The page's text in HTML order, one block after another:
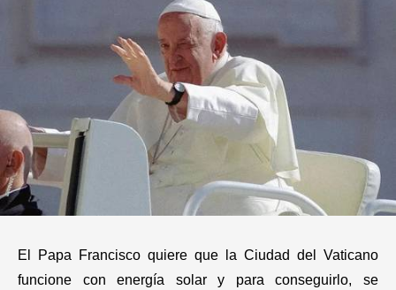
Curiosidades
Salud
Tecnología
Gastronomía
El Papa Francisco quiere que la Ciudad del Vaticano
funcione con energía solar y para conseguirlo, se